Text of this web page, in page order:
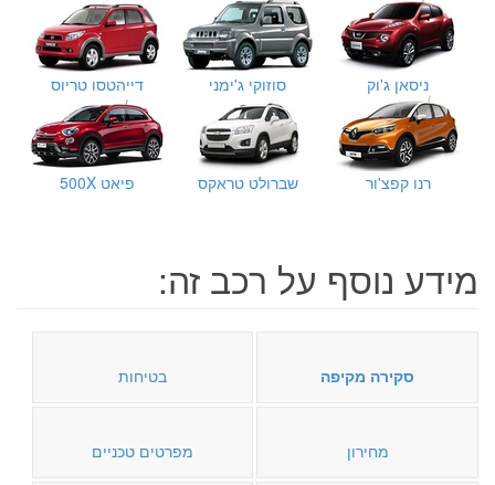
ניסאן ג'וק סוזוקי ג'ימני דייהטסו טריוס
רנו קפצ'ור שברולט טראקס פיאט 500X
מידע נוסף על רכב זה:
סקירה מקיפה בטיחות
מחירון מפרטים טכניים